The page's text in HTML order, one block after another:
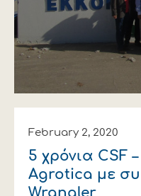
February 2, 2020
5 χρόνια CSF
Agrotica με
Wrangler